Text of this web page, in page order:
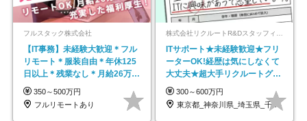
フルスタック株式会社
【IT事務】未経験大歓迎＊フル
リモート＊服装自由＊年休125
日以上＊残業なし＊月給26万円
以上
350～500万円
フルリモートあり
ITサポート★未経験歓迎★フリ
ーターOK!経歴は気にしなくて
大丈夫★超大手リクルートグル
ープの正社員/sg
300～600万円
東京都_神奈川県_埼玉県_千葉県_大阪府…